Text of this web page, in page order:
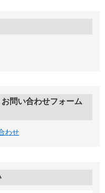
問い合わせフォーム
わせ